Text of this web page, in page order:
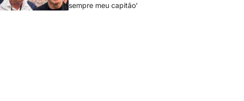
sempre meu capitão’